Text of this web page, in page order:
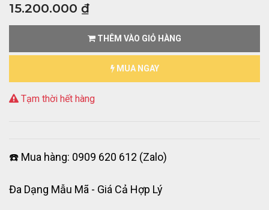
15.200.000 ₫
THÊM VÀO GIỎ HÀNG
MUA NGAY
Tạm thời hết hàng
☎️ Mua hàng: 0909 620 612 (Zalo)
Đa Dạng Mẫu Mã - Giá Cả Hợp Lý